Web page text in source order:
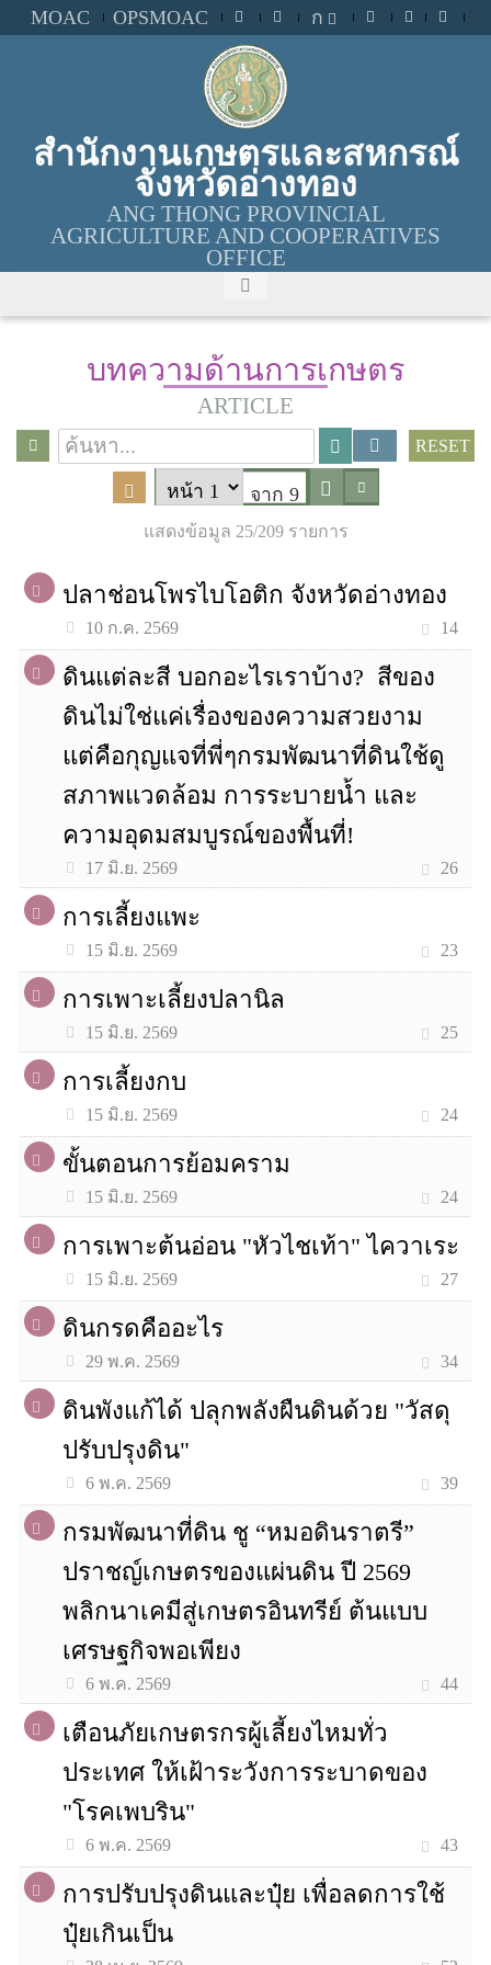
MOAC OPSMOAC ก
สำนักงานเกษตรและสหกรณ์
จังหวัดอ่างทอง
ANG THONG PROVINCIAL
AGRICULTURE AND COOPERATIVES
OFFICE
บทความด้านการเกษตร
ARTICLE
RESET
จาก 9
แสดงข้อมูล 25/209 รายการ
ปลาช่อนโพรไบโอติก จังหวัดอ่างทอง
10 ก.ค. 2569 14
ดินแต่ละสี บอกอะไรเราบ้าง? สีของ
ดินไม่ใช่แค่เรื่องของความสวยงาม
แต่คือกุญแจที่พี่ๆกรมพัฒนาที่ดินใช้ดู
สภาพแวดล้อม การระบายน้ำ และ
ความอุดมสมบูรณ์ของพื้นที่!
17 มิ.ย. 2569 26
การเลี้ยงแพะ
15 มิ.ย. 2569 23
การเพาะเลี้ยงปลานิล
15 มิ.ย. 2569 25
การเลี้ยงกบ
15 มิ.ย. 2569 24
ขั้นตอนการย้อมคราม
15 มิ.ย. 2569 24
การเพาะต้นอ่อน "หัวไชเท้า" ไควาเระ
15 มิ.ย. 2569 27
ดินกรดคืออะไร
29 พ.ค. 2569 34
ดินพังแก้ได้ ปลุกพลังผืนดินด้วย "วัสดุ
ปรับปรุงดิน"
6 พ.ค. 2569 39
กรมพัฒนาที่ดิน ชู “หมอดินราตรี”
ปราชญ์เกษตรของแผ่นดิน ปี 2569
พลิกนาเคมีสู่เกษตรอินทรีย์ ต้นแบบ
เศรษฐกิจพอเพียง
6 พ.ค. 2569 44
เตือนภัยเกษตรกรผู้เลี้ยงไหมทั่ว
ประเทศ ให้เฝ้าระวังการระบาดของ
"โรคเพบริน"
6 พ.ค. 2569 43
การปรับปรุงดินและปุ๋ย เพื่อลดการใช้
ปุ๋ยเกินเป็น